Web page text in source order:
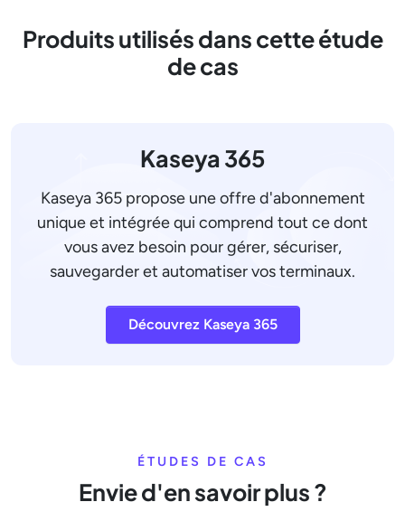
Produits utilisés dans cette étude
de cas
Kaseya 365
Kaseya 365 propose une offre d'abonnement
unique et intégrée qui comprend tout ce dont
vous avez besoin pour gérer, sécuriser,
sauvegarder et automatiser vos terminaux.
Découvrez Kaseya 365
ÉTUDES DE CAS
Envie d'en savoir plus ?